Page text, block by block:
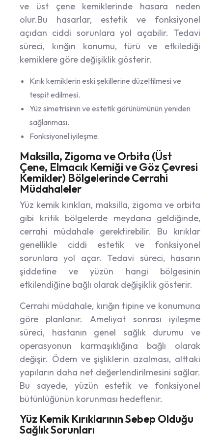
ve üst çene kemiklerinde hasara neden
olur.Bu hasarlar, estetik ve fonksiyonel
açıdan ciddi sorunlara yol açabilir. Tedavi
süreci, kırığın konumu, türü ve etkilediği
kemiklere göre değişiklik gösterir.
Kırık kemiklerin eski şekillerine düzeltilmesi ve
tespit edilmesi.
Yüz simetrisinin ve estetik görünümünün yeniden
sağlanması.
Fonksiyonel iyileşme.
Maksilla, Zigoma ve Orbita (Üst
Çene, Elmacık Kemiği ve Göz Çevresi
Kemikler) Bölgelerinde Cerrahi
Müdahaleler
Yüz kemik kırıkları, maksilla, zigoma ve orbita
gibi kritik bölgelerde meydana geldiğinde,
cerrahi müdahale gerektirebilir. Bu kırıklar
genellikle ciddi estetik ve fonksiyonel
sorunlara yol açar. Tedavi süreci, hasarın
şiddetine ve yüzün hangi bölgesinin
etkilendiğine bağlı olarak değişiklik gösterir.
Cerrahi müdahale, kırığın tipine ve konumuna
göre planlanır. Ameliyat sonrası iyileşme
süreci, hastanın genel sağlık durumu ve
operasyonun karmaşıklığına bağlı olarak
değişir. Ödem ve şişliklerin azalması, alttaki
yapıların daha net değerlendirilmesini sağlar.
Bu sayede, yüzün estetik ve fonksiyonel
bütünlüğünün korunması hedeflenir.
Yüz Kemik Kırıklarının Sebep Olduğu
Sağlık Sorunları